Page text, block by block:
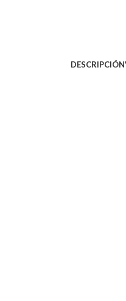
DESCRIPCIÓN